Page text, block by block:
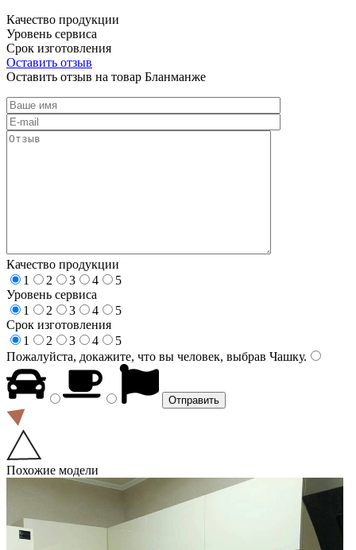
Качество продукции
Уровень сервиса
Срок изготовления
Оставить отзыв
Оставить отзыв на товар Бланманже
Качество продукции
1
2 3 4
5
Уровень сервиса
1
2 3 4
5
Срок изготовления
1
2 3 4
5
Пожалуйста, докажите, что вы человек, выбрав Чашку.
Похожие модели